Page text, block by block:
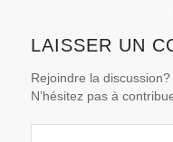
LAISSER UN
Rejoindre la discussion?
N’hésitez pas à